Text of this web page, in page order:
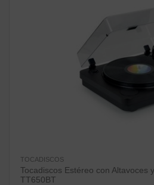
TOCADISCOS
Tocadiscos Estéreo con Altavoces
TT650BT